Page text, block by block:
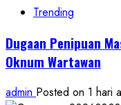
Trending
Dugaan Penipuan
Oknum Wartawan
admin Posted on 1 hari